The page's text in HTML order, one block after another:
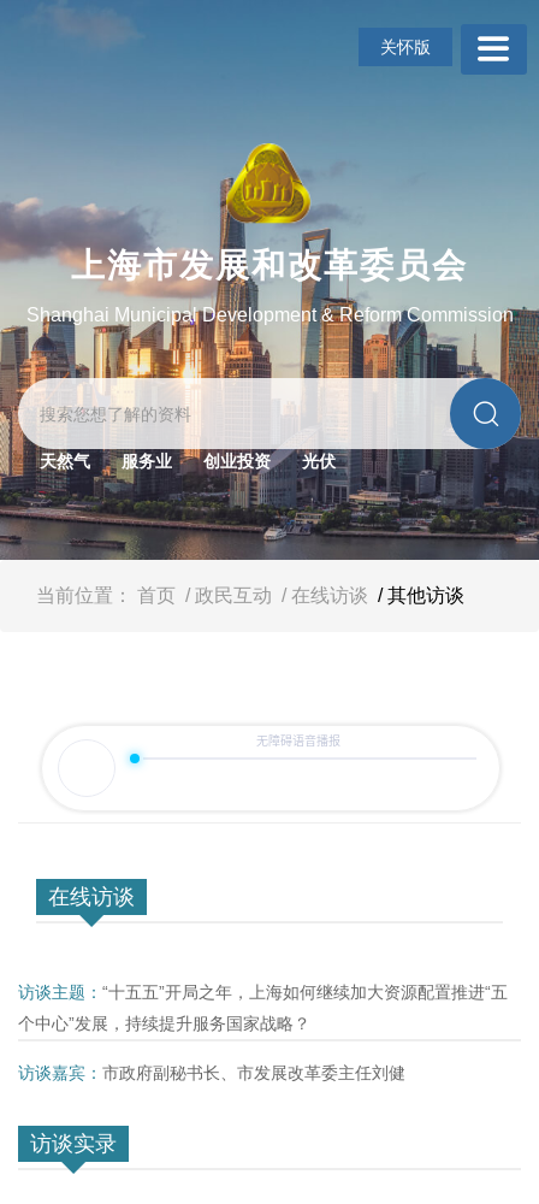
转
到
网
航
区
跳
转
到
主
要
内
容
关怀版
上海市发展和改革委员会
Shanghai Municipal Development & Reform Commission
天然气 服务业 创业投资 光伏
当前位置： 首页 / 政民互动 / 在线访谈 / 其他访谈
在线访谈
访谈主题： “十五五”开局之年，上海如何继续加大资源配置推进“五
个中心”发展，持续提升服务国家战略？
访谈嘉宾： 市政府副秘书长、市发展改革委主任刘健
访谈实录